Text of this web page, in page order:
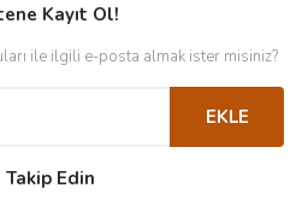
Kayıt Ol!
ile ilgili e-posta almak ister misiniz?
EKLE
Takip Edin